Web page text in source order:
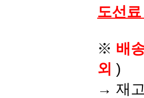
도선
※ 배
외 )
→ 재